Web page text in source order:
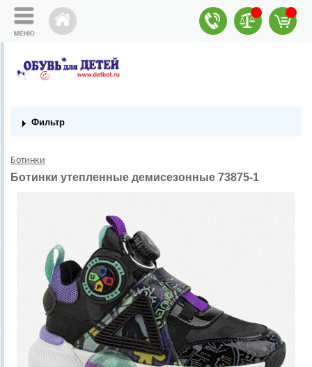
Фильтр
Ботинки
Ботинки утепленные демисезонные 73875-1